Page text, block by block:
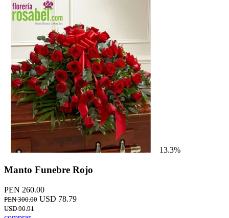
13.3%
Manto Funebre Rojo
PEN 260.00
PEN 300.00 USD 78.79
USD 90.91